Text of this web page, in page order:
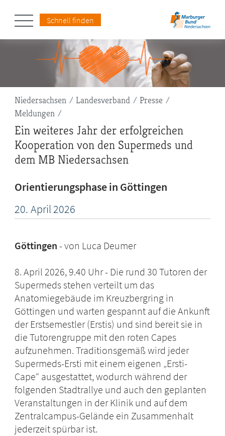
Schnell finden
Pfadnavigation
Niedersachsen Landesverband
Presse
Meldungen
Ein weiteres Jahr der erfolgreichen
Kooperation von den Supermeds und
dem MB Niedersachsen
Orientierungsphase in Göttingen
20. April2026
Göttingen von Luca Deumer
8. April 2026, 9.40 Uhr - Die rund 30 Tutoren der
Supermeds stehen verteilt um das
Anatomiegebäude im Kreuzbergring in
Göttingen und warten gespannt auf die Ankunft
der Erstsemestler (Erstis) und sind bereit sie in
die Tutorengruppe mit den roten Capes
aufzunehmen. Traditionsgemäß wird jeder
Supermeds-Ersti mit einem eigenen „Ersti-
Cape“ ausgestattet, wodurch während der
folgenden Stadtrallye und auch den geplanten
Veranstaltungen in der Klinik und auf dem
Zentralcampus-Gelände ein Zusammenhalt
jederzeit spürbar ist.